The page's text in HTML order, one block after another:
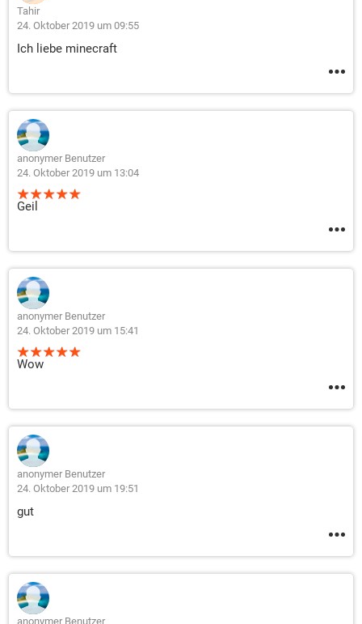
Tahir
24. Oktober 2019 um 09:55
Ich liebe minecraft
anonymer Benutzer
24. Oktober 2019 um 13:04
Geil
anonymer Benutzer
24. Oktober 2019 um 15:41
Wow
anonymer Benutzer
24. Oktober 2019 um 19:51
gut
anonymer Benutzer